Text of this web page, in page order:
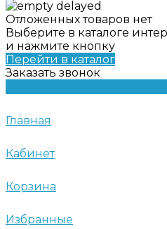
Отложенных товаров нет
Выберите в каталоге
и нажмите кнопку
Перейти в каталог
Заказать звонок
Главная
Кабинет
Корзина
Избранные